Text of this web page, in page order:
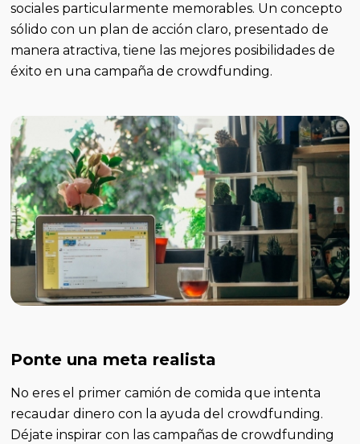
sociales particularmente memorables. Un concepto
sólido con un plan de acción claro, presentado de
manera atractiva, tiene las mejores posibilidades de
éxito en una campaña de crowdfunding.
Ponte una meta realista
No eres el primer camión de comida que intenta
recaudar dinero con la ayuda del crowdfunding.
Déjate inspirar con las campañas de crowdfunding